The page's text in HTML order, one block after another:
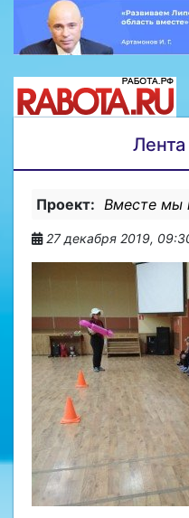
Проект: Вместе мы
27 декабря 2019,